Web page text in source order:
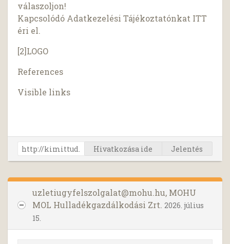
válaszoljon!
Kapcsolódó Adatkezelési Tájékoztatónkat ITT
éri el.
[2]LOGO
References
Visible links
Hivatkozása ide Jelentés
uzletiugyfelszolgalat@mohu.hu, MOHU
MOL Hulladékgazdálkodási Zrt. 2026. július
15.